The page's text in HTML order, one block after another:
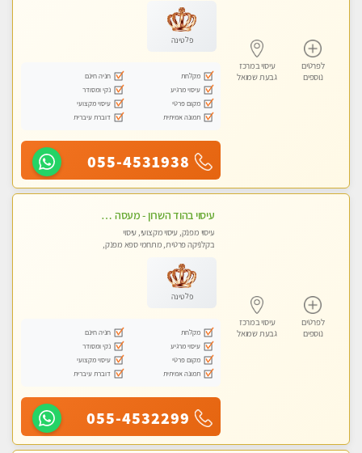
לפרטים
נוספים
עיסוי במרכז
גבעת שמואל
פלטינה
מקלחת
חניה חינם
עיסוי מרגיע
נקי ומסודר
מקום פרטי
עיסוי מקצועי
תמונה אמיתית
דוברת עיברית
055-4531938
לפרטים
נוספים
עיסוי במרכז
גבעת שמואל
עיסוי בהוד השרון - מעסה חדשה ואיכותית לעיסוי מרגיע ומפנק VIP-מומלץ לחלוטין! פרטי! ​​​​​​ Highly recommended
עיסוי מפנק, עיסוי מקצועי, עיסוי
בקלניקה פרטית, מתחמי ספא מפנק,
פלטינה
מקלחת
חניה חינם
עיסוי מרגיע
נקי ומסודר
מקום פרטי
עיסוי מקצועי
תמונה אמיתית
דוברת עיברית
055-4532299